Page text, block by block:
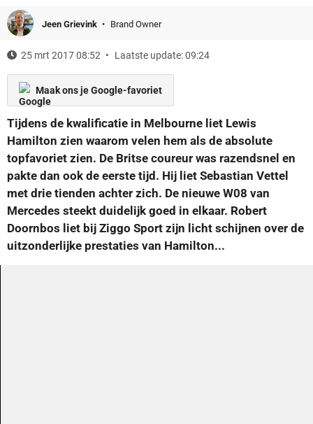
Jeen Grievink Brand Owner
25 mrt 2017 08:52 Laatste update: 09:24
Maak ons je Google-favoriet
Tijdens de kwalificatie in Melbourne liet Lewis
Hamilton zien waarom velen hem als de absolute
topfavoriet zien. De Britse coureur was razendsnel en
pakte dan ook de eerste tijd. Hij liet Sebastian Vettel
met drie tienden achter zich. De nieuwe W08 van
Mercedes steekt duidelijk goed in elkaar. Robert
Doornbos liet bij Ziggo Sport zijn licht schijnen over de
uitzonderlijke prestaties van Hamilton...